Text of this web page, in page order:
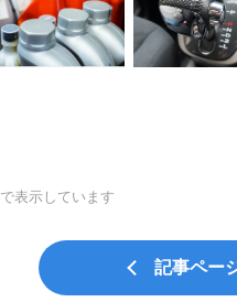
で表示しています
記事ペー